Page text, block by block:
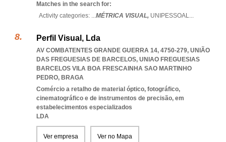
Matches in the search for:
Activity categories: ...MÉTRICA VISUAL, UNIPESSOAL...
Perfil Visual, Lda
AV COMBATENTES GRANDE GUERRA 14, 4750-279, UNIÃO
DAS FREGUESIAS DE BARCELOS, UNIAO FREGUESIAS
BARCELOS VILA BOA FRESCAINHA SAO MARTINHO
PEDRO, BRAGA
Comércio a retalho de material óptico, fotográfico,
cinematográfico e de instrumentos de precisão, em
estabelecimentos especializados
LDA
Ver empresa Ver no Mapa